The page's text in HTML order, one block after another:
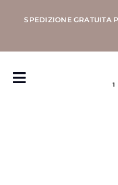
SPEDIZIONE GRATUITA
Toggle